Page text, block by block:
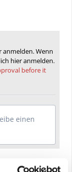
Wenn
hieranmelden.
before it
einen